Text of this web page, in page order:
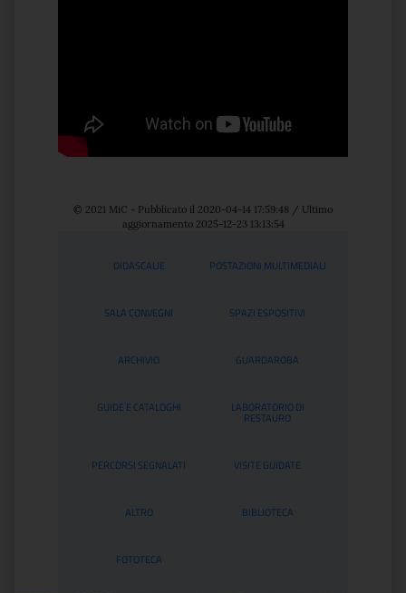
© 2021 MiC - Pubblicato il 2020-04-14 17:59:48 / Ultimo
aggiornamento 2025-12-23 13:13:54
DIDASCALIE POSTAZIONI MULTIMEDIALI
SALA CONVEGNI SPAZI ESPOSITIVI
ARCHIVIO GUARDAROBA
GUIDE E CATALOGHI LABORATORIO DI
RESTAURO
PERCORSI SEGNALATI VISITE GUIDATE
ALTRO BIBLIOTECA
FOTOTECA